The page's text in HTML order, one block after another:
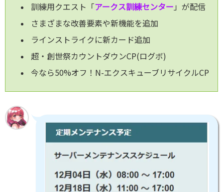
訓練用クエスト「アークス訓練センター 」が配信
さまざまな改善要素や新機能を追加
ラインストライクに新カード追加
超・創世祭カウントダウンCP(ログボ)
今なら50%オフ！N-エクスキューブリサイクルCP